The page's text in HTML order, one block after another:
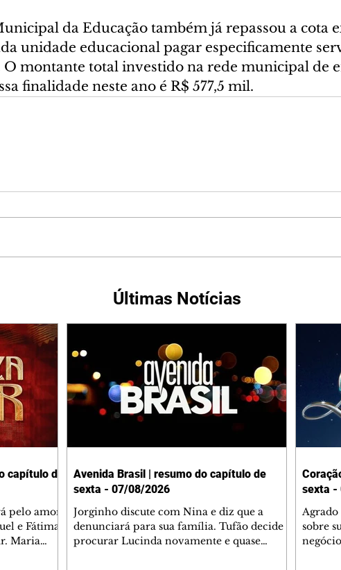
da Educação também já repassou a cota
unidade educacional pagar especificamente
O montante total investido na rede municipal de
finalidade neste ano é R$ 577,5 mil.
Últimas Notícias
capítulo de
pelo amor
e Fátima
Maria
Avenida Brasil | resumo do capítulo de
sexta - 07/08/2026
Jorginho discute com Nina e diz que a
denunciará para sua família. Tufão decide
procurar Lucinda novamente e quase
sexta -
sobre